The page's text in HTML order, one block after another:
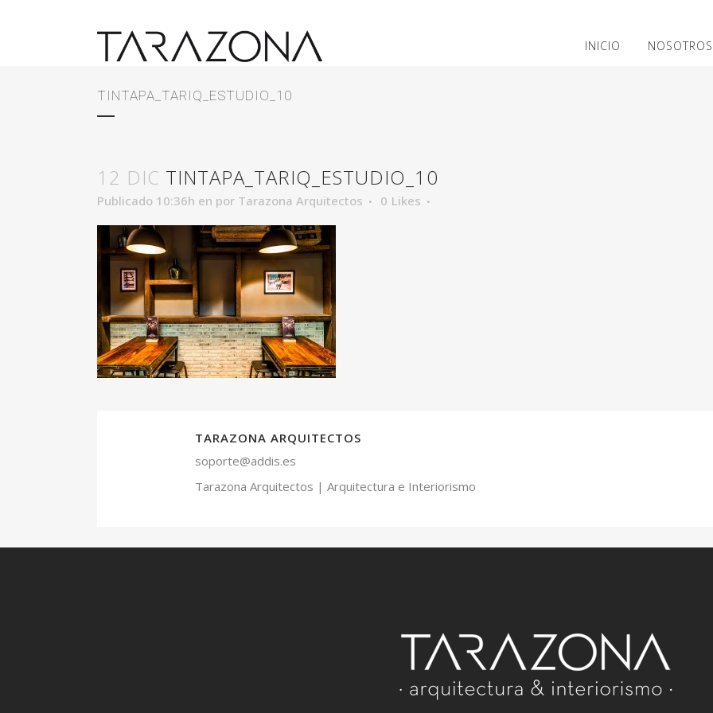
INICIO NOSOTROS
TINTAPA_TARIQ_ESTUDIO_10
12 DIC TINTAPA_TARIQ_ESTUDIO_10
Publicado 10:36h en por Tarazona Arquitectos 0 Likes
TARAZONA ARQUITECTOS
soporte@addis.es
Tarazona Arquitectos | Arquitectura e Interiorismo